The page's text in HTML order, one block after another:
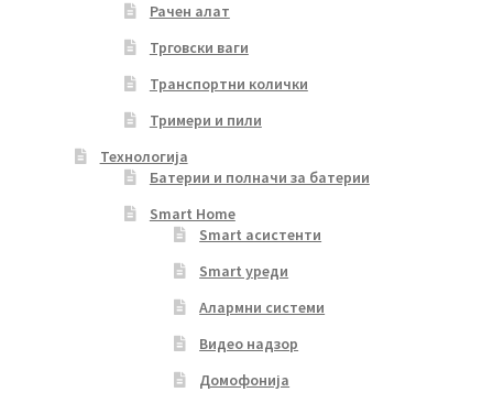
Рачен алат
Трговски ваги
Транспортни колички
Тримери и пили
Технологија
Батерии и полначи за батерии
Smart Home
Smart асистенти
Smart уреди
Алармни системи
Видео надзор
Домофонија